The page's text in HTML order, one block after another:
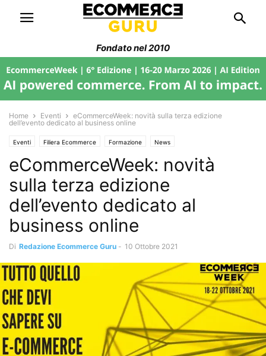
Fondato nel 2010
Home Eventi
eCommerceWeek: novità sulla terza edizione
dell’evento dedicato al business online
Eventi Filiera Ecommerce Formazione News
eCommerceWeek: novità
sulla terza edizione
dell’evento dedicato al
business online
Di Redazione Ecommerce Guru - 10 Ottobre 2021